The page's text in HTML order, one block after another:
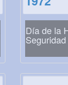
Día de la